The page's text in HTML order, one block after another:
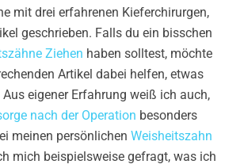
mit drei erfahrenen Kieferchirurgen,
geschrieben. Falls du ein bisschen
Ziehen haben solltest, möchte
Artikel dabei helfen, etwas
eigener Erfahrung weiß ich auch,
nach der Operation besonders
meinen persönlichen Weisheitszahn
mich beispielsweise gefragt, was ich